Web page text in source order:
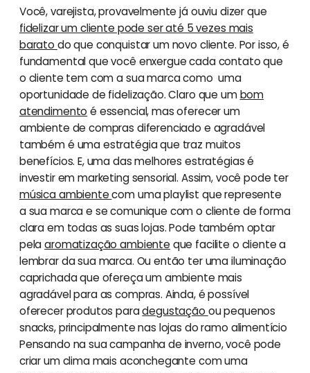
Você, varejista, provavelmente já ouviu dizer que
fidelizar um cliente pode ser até 5 vezes mais
barato do que conquistar um novo cliente. Por isso, é
fundamental que você enxergue cada contato que
o cliente tem com a sua marca como uma
oportunidade de fidelização. Claro que umbom
atendimento é essencial, mas oferecer um
ambiente de compras diferenciado e agradável
também é uma estratégia que traz muitos
benefícios. E, uma das melhores estratégias é
investir em marketing sensorial. Assim, você pode ter
música ambientecom uma playlist que represente
a sua marca e se comunique com o cliente de forma
clara em todas as suas lojas. Pode também optar
pelaaromatização ambiente que facilite o cliente a
lembrar da sua marca. Ou então ter uma iluminação
caprichada que ofereça um ambiente mais
agradável para as compras. Ainda, é possível
oferecer produtos paradegustação ou pequenos
snacks, principalmente nas lojas do ramo alimentício
Pensando na sua campanha de inverno, você pode
criar um clima mais aconchegante com uma